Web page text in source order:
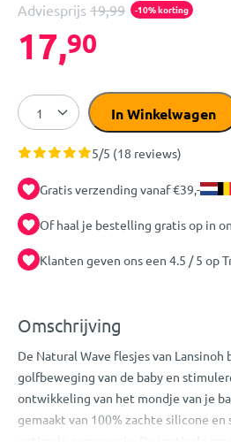
Adviesprijs 19,99 -10% korting
17,90
In Winkelwagen
5/5 (18 reviews)
Gratis verzending vanaf €39,-
Of haal je bestelling gratis op in
Klanten geven ons een 4.5 / 5 op
Omschrijving
De Natural Wave flesjes van Lansinoh
golfbeweging van de baby en
ontwikkeling van het mondje van je
gemaakt van 100% zachte silicone